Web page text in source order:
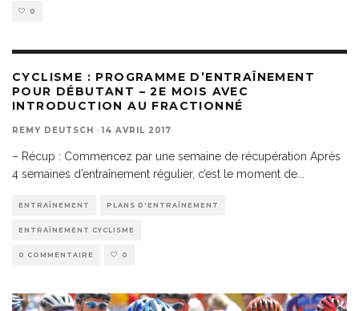
0
CYCLISME : PROGRAMME D’ENTRAÎNEMENT
POUR DÉBUTANT – 2E MOIS AVEC
INTRODUCTION AU FRACTIONNÉ
REMY DEUTSCH · 14 AVRIL 2017
– Récup : Commencez par une semaine de récupération Après
4 semaines d’entraînement régulier, c’est le moment de...
ENTRAÎNEMENT PLANS D'ENTRAÎNEMENT
ENTRAÎNEMENT CYCLISME
0 COMMENTAIRE 0